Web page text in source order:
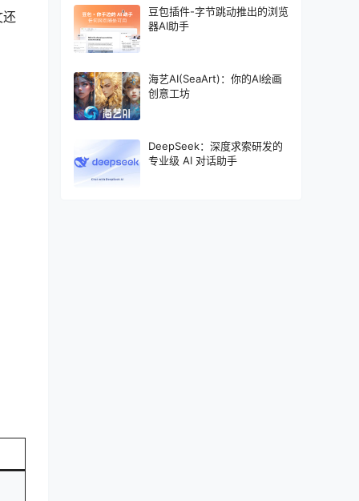
豆包插件-字节跳动推出的浏览
器AI助手
海艺AI(SeaArt)：你的AI绘画
创意工坊
DeepSeek：深度求索研发的
专业级 AI 对话助手